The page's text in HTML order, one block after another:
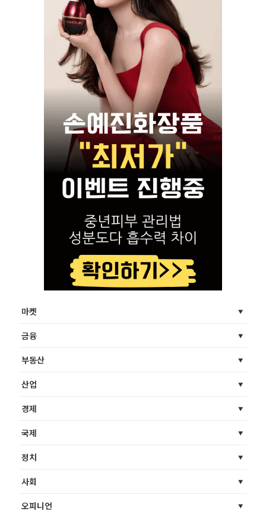
마켓
금융
부동산
산업
경제
국제
정치
사회
오피니언